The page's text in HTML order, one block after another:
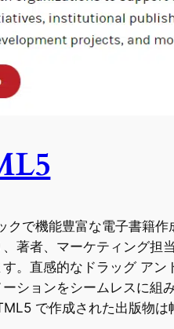
で機能豊富な電子書籍
著者、マーケティング担
す。直感的なドラッグ ア
ションをシームレスに組
で作成された出版物は